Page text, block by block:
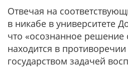
Отвечая на
в никабе в университете
что «осознанное решение
находится в
государством задачей